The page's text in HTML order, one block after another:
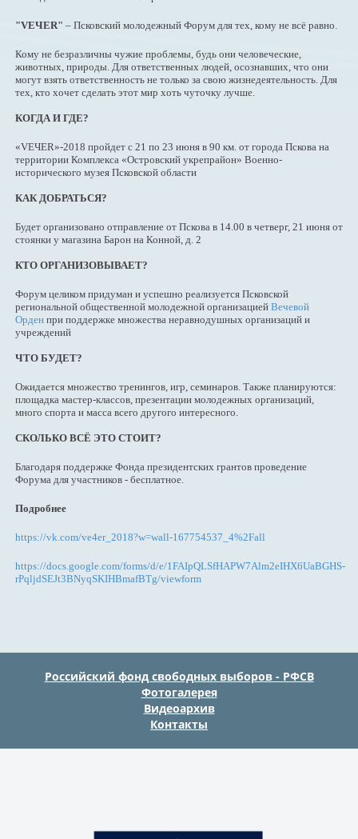
"VEЧER" – Псковский молодежный Форум для тех, кому не всё равно.
Кому не безразличны чужие проблемы, будь они человеческие,
животных, природы. Для ответственных людей, осознавших, что они
могут взять ответственность не только за свою жизнедеятельность. Для
тех, кто хочет сделать этот мир хоть чуточку лучше.
КОГДА И ГДЕ?
«VEЧER»-2018 пройдет с 21 по 23 июня в 90 км. от города Пскова на
территории Комплекса «Островский укрепрайон» Военно-
исторического музея Псковской области
КАК ДОБРАТЬСЯ?
Будет организовано отправление от Пскова в 14.00 в четверг, 21 июня от
стоянки у магазина Барон на Конной, д. 2
КТО ОРГАНИЗОВЫВАЕТ?
Форум целиком придуман и успешно реализуется Псковской
региональной общественной молодежной организацией Вечевой
Орден при поддержке множества неравнодушных организаций и
учреждений
ЧТО БУДЕТ?
Ожидается множество тренингов, игр, семинаров. Также планируются:
площадка мастер-классов, презентации молодежных организаций,
много спорта и масса всего другого интересного.
СКОЛЬКО ВСЁ ЭТО СТОИТ?
Благодаря поддержке Фонда президентских грантов проведение
Форума для участников - бесплатное.
Подробнее
https://vk.com/ve4er_2018?w=wall-167754537_4%2Fall
https://docs.google.com/forms/d/e/1FAIpQLSfHAPW7Alm2eIHX6UaBGHS-
rPqljdSEJt3BNyqSKIHBmafBTg/viewform
Российский фонд свободных выборов - РФСВ
Фотогалерея
Видеоархив
Контакты